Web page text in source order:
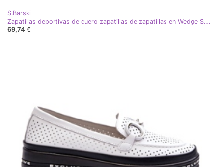
S.Barski
Zapatillas deportivas de cuero zapatillas de zapatillas en Wedge S.barski LR51-641 White blanco
69,74 €